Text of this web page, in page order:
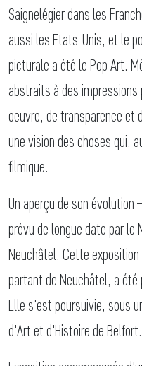
Saignelégier dans les
aussi les Etats-Unis, et le
picturale a été le Pop Art.
abstraits à des
oeuvre, de transparence et
une vision des choses qui,
filmique.
Un aperçu de son
prévu de longue date par
Neuchâtel. Cette
partant de Neuchâtel, a
Elle s'est poursuivie, sous
d'Art et d'Histoire de Belfort.